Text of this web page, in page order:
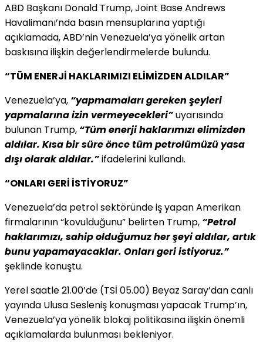
ABD Başkanı Donald Trump, Joint Base Andrews
Havalimanı’nda basın mensuplarına yaptığı
açıklamada, ABD’nin Venezuela’ya yönelik artan
baskısına ilişkin değerlendirmelerde bulundu.
“TÜM ENERJİ HAKLARIMIZI ELİMİZDEN ALDILAR”
Venezuela’ya, “yapmamaları gereken şeyleri
yapmalarına izin vermeyecekleri”uyarısında
bulunan Trump, “Tüm enerji haklarımızı elimizden
aldılar. Kısa bir süre önce tüm petrolümüzü yasa
dışı olarak aldılar.”ifadelerini kullandı.
“ONLARI GERİ İSTİYORUZ”
Venezuela’da petrol sektöründe iş yapan Amerikan
firmalarının “kovulduğunu” belirten Trump, “Petrol
haklarımızı, sahip olduğumuz her şeyi aldılar, artık
bunu yapamayacaklar. Onları geri istiyoruz.”
şeklinde konuştu.
Yerel saatle 21.00’de (TSİ 05.00) Beyaz Saray’dan canlı
yayında Ulusa Sesleniş konuşması yapacak Trump’ın,
Venezuela’ya yönelik blokaj politikasına ilişkin önemli
açıklamalarda bulunması bekleniyor.